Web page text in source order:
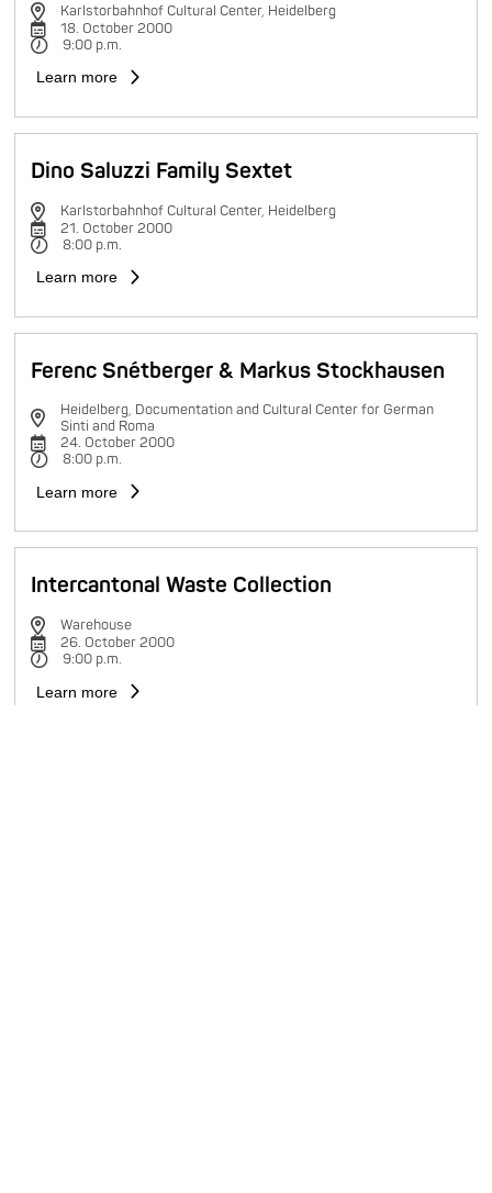
Karlstorbahnhof Cultural Center, Heidelberg
18. October 2000
9:00 p.m.
Learn more
Dino Saluzzi Family Sextet
Karlstorbahnhof Cultural Center, Heidelberg
21. October 2000
8:00 p.m.
Learn more
Ferenc Snétberger & Markus Stockhausen
Heidelberg, Documentation and Cultural Center for German
Sinti and Roma
24. October 2000
8:00 p.m.
Learn more
Intercantonal Waste Collection
Warehouse
26. October 2000
9:00 p.m.
Learn more